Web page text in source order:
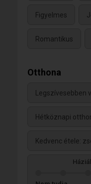
Figyelmes
Romantikus
Otthona
Legszívesebben
Hétköznapi
Kedvenc étele: